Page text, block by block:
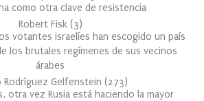
como otra clave de resistencia
Robert Fisk (3)
votantes israelíes han escogido un país
los brutales regímenes de sus vecinos
árabes
Rodríguez Gelfenstein (273)
otra vez Rusia está haciendo la mayor